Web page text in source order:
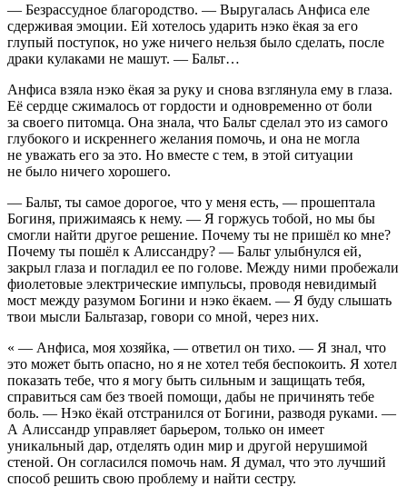
— Безрассудное благородство. — Выругалась Анфиса еле
сдерживая эмоции. Ей хотелось ударить нэко ёкая за его
глупый поступок, но уже ничего нельзя было сделать, после
драки кулаками не машут. — Бальт…
Анфиса взяла нэко ёкая за руку и снова взглянула ему в глаза.
Её сердце сжималось от гордости и одновременно от боли
за своего питомца. Она знала, что Бальт сделал это из самого
глубокого и искреннего желания помочь, и она не могла
не уважать его за это. Но вместе с тем, в этой ситуации
не было ничего хорошего.
— Бальт, ты самое дорогое, что у меня есть, — прошептала
Богиня, прижимаясь к нему. — Я горжусь тобой, но мы бы
смогли найти другое решение. Почему ты не пришёл ко мне?
Почему ты пошёл к Алиссандру? — Бальт улыбнулся ей,
закрыл глаза и погладил ее по голове. Между ними пробежали
фиолетовые электрические импульсы, проводя невидимый
мост между разумом Богини и нэко ёкаем. — Я буду слышать
твои мысли Бальтазар, говори со мной, через них.
« — Анфиса, моя хозяйка, — ответил он тихо. — Я знал, что
это может быть опасно, но я не хотел тебя беспокоить. Я хотел
показать тебе, что я могу быть сильным и защищать тебя,
справиться сам без твоей помощи, дабы не причинять тебе
боль. — Нэко ёкай отстранился от Богини, разводя руками. —
А Алиссандр управляет барьером, только он имеет
уникальный дар, отделять один мир и другой нерушимой
стеной. Он согласился помочь нам. Я думал, что это лучший
способ решить свою проблему и найти сестру.